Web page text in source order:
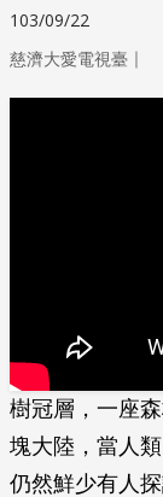
103/09/22
慈濟大愛電視臺 ｜
樹冠層，一座
塊大陸，當人
仍然鮮少有人